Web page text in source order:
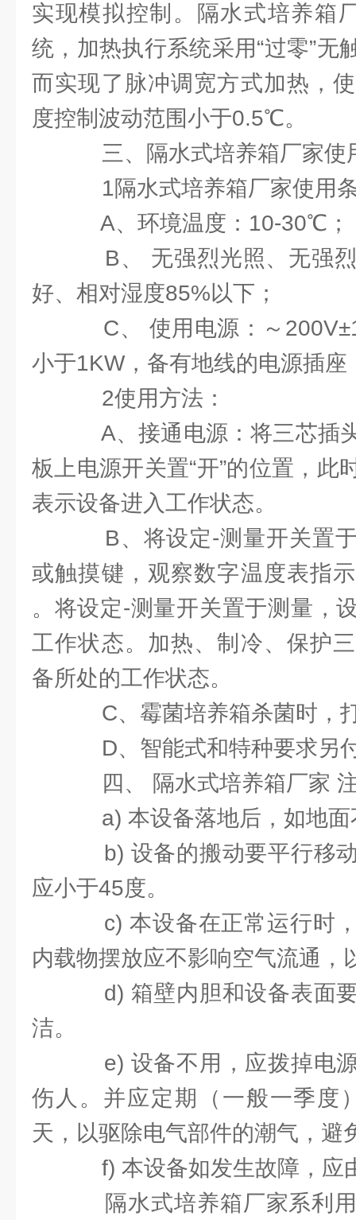
实现模拟控制。隔水式培养箱
统，加热执行系统采用“过零”无
而实现了脉冲调宽方式加热，使
度控制波动范围小于0.5℃。
三、隔水式培养箱厂家使
1隔水式培养箱厂家使用
A、环境温度：10-30℃；
B、 无强烈光照、无强
好、相对湿度85%以下；
C、 使用电源：～
小于1KW，备有地线的电源插座
2使用方法：
A、接通电源：将三芯插
板上电源开关置“开”的位置，此
表示设备进入工作状态。
B、将设定-测量开关置
或触摸键，观察数字温度表指
。将设定-测量开关置于测量，
工作状态。加热、制冷、保护
备所处的工作状态。
C、霉菌培养箱杀菌时，
D、智能式和特种要求另
四、 隔水式培养箱厂家
a) 本设备落地后，如地面
b) 设备的搬动要平行移
应小于45度。
c) 本设备在正常运行时
内载物摆放应不影响空气流通，
d) 箱壁内胆和设备表面
洁。
e) 设备不用，应拨掉电
伤人。并应定期（一般一季度
天，以驱除电气部件的潮气，避
f) 本设备如发生故障，应
隔水式培养箱厂家系利